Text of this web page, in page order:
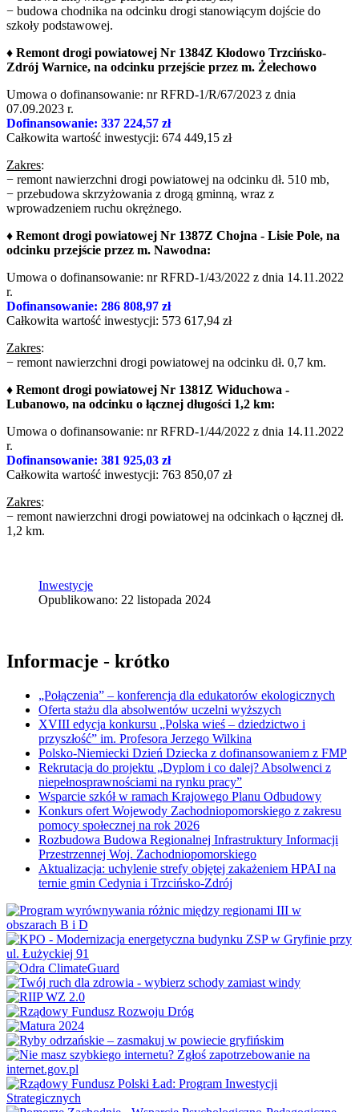
− budowa chodnika na odcinku drogi stanowiącym dojście do
szkoły podstawowej.
♦ Remont drogi powiatowej Nr 1384Z Kłodowo Trzcińsko-
Zdrój Warnice, na odcinku przejście przez m. Żelechowo
Umowa o dofinansowanie: nr RFRD-1/R/67/2023 z dnia
07.09.2023 r.
Dofinansowanie: 337 224,57 zł
Całkowita wartość inwestycji: 674 449,15 zł
Zakres:
− remont nawierzchni drogi powiatowej na odcinku dł. 510 mb,
− przebudowa skrzyżowania z drogą gminną, wraz z
wprowadzeniem ruchu okrężnego.
♦ Remont drogi powiatowej Nr 1387Z Chojna - Lisie Pole, na
odcinku przejście przez m. Nawodna:
Umowa o dofinansowanie: nr RFRD-1/43/2022 z dnia 14.11.2022
r.
Dofinansowanie: 286 808,97 zł
Całkowita wartość inwestycji: 573 617,94 zł
Zakres:
− remont nawierzchni drogi powiatowej na odcinku dł. 0,7 km.
♦ Remont drogi powiatowej Nr 1381Z Widuchowa -
Lubanowo, na odcinku o łącznej długości 1,2 km:
Umowa o dofinansowanie: nr RFRD-1/44/2022 z dnia 14.11.2022
r.
Dofinansowanie: 381 925,03 zł
Całkowita wartość inwestycji: 763 850,07 zł
Zakres:
− remont nawierzchni drogi powiatowej na odcinkach o łącznej dł.
1,2 km.
Inwestycje
Opublikowano: 22 listopada 2024
Informacje - krótko
„Połączenia” – konferencja dla edukatorów ekologicznych
Oferta stażu dla absolwentów uczelni wyższych
XVIII edycja konkursu „Polska wieś – dziedzictwo i
przyszłość” im. Profesora Jerzego Wilkina
Polsko-Niemiecki Dzień Dziecka z dofinansowaniem z FMP
Rekrutacja do projektu „Dyplom i co dalej? Absolwenci z
niepełnosprawnościami na rynku pracy”
Wsparcie szkół w ramach Krajowego Planu Odbudowy
Konkurs ofert Wojewody Zachodniopomorskiego z zakresu
pomocy społecznej na rok 2026
Rozbudowa Budowa Regionalnej Infrastruktury Informacji
Przestrzennej Woj. Zachodniopomorskiego
Aktualizacja: uchylenie strefy objętej zakażeniem HPAI na
ternie gmin Cedynia i Trzcińsko-Zdrój